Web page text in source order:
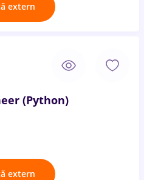
extern
(Python)
extern